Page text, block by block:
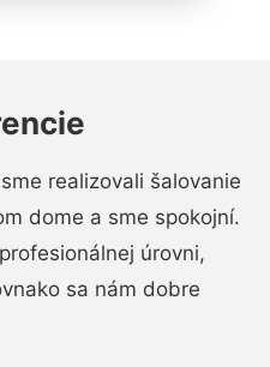
realizovali šalovanie
dome a sme spokojní.
úrovni,
sa nám dobre